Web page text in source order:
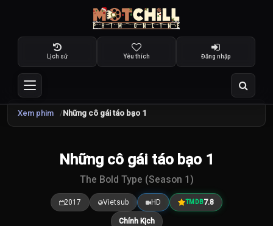
Lịch sử Yêu thích Đăng nhập
Xem phim Những cô gái táo bạo 1
7.7/10
Những cô gái táo bạo 1
The Bold Type (Season 1)
2017 Vietsub HD TMDB7.8
Chính Kịch